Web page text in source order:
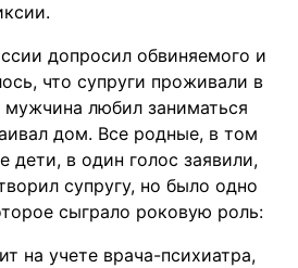
допросил обвиняемого и
что супруги проживали в
любил заниматься
дом. Все родные, в том
дети, в один голос заявили,
супругу, но было одно
сыграло роковую роль:
на учете врача-психиатра,